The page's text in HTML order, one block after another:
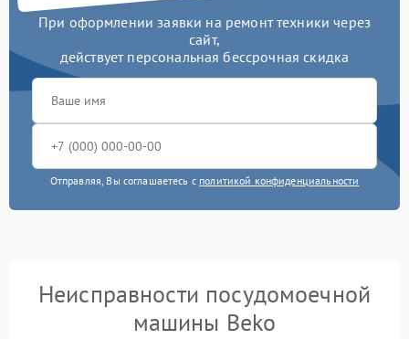
При оформлении заявки на ремонт техники через
сайт,
действует персональная бессрочная скидка
Отправляя, Вы соглашаетесь с политикой конфиденциальности
Неисправности посудомоечной
машины Beko